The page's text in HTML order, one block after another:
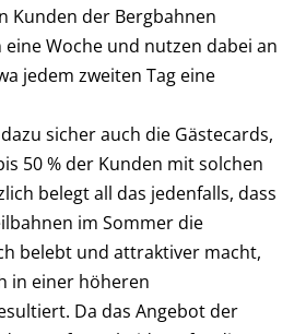
Kunden der Bergbahnen
Woche und nutzen dabei an
jedem zweiten Tag eine
sicher auch die Gästecards,
50 % der Kunden mit solchen
belegt all das jedenfalls, dass
im Sommer die
belebt und attraktiver macht,
in einer höheren
Da das Angebot der